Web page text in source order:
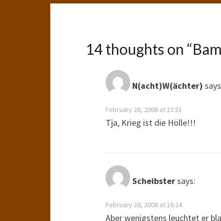
14 thoughts on “
N(acht)W(ächter)
February 28, 2008 at 15:51
Tja, Krieg ist die Hölle!!!
Scheibstersays:
February 28, 2008 at 16:24
Aber wenigstens leuchtet er